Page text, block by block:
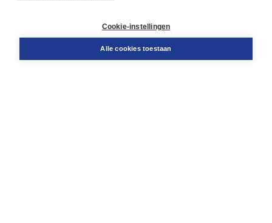
Bestellen
Cookie-instellingen
Alle cookies toestaan